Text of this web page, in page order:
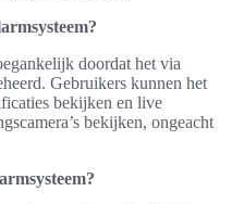
doordat het via
Gebruikers kunnen het
bekijken en live
bekijken, ongeacht